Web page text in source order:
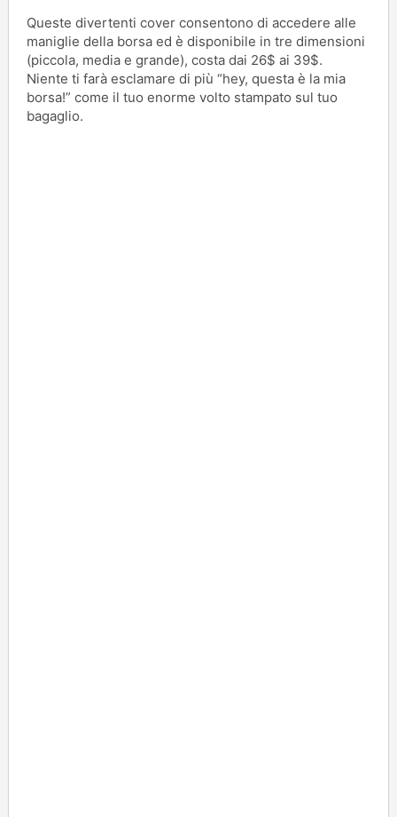
Queste divertenti cover consentono di accedere alle
maniglie della borsa ed è disponibile in tre dimensioni
(piccola, media e grande), costa dai 26$ ai 39$.
Niente ti farà esclamare di più “hey, questa è la mia
borsa!” come il tuo enorme volto stampato sul tuo
bagaglio.